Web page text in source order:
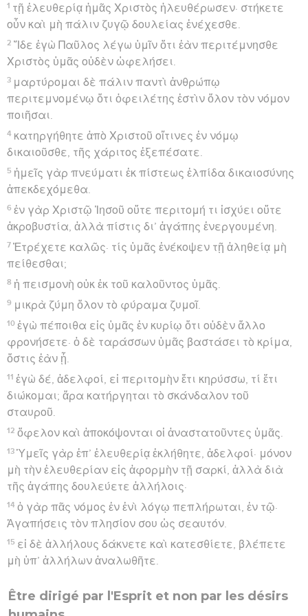
1 τῇ ἐλευθερίᾳ ἡμᾶς Χριστὸς ἠλευθέρωσεν· στήκετε
οὖν καὶ μὴ πάλιν ζυγῷ δουλείας ἐνέχεσθε.
2 Ἴδε ἐγὼ Παῦλος λέγω ὑμῖν ὅτι ἐὰν περιτέμνησθε
Χριστὸς ὑμᾶς οὐδὲν ὠφελήσει.
3 μαρτύρομαι δὲ πάλιν παντὶ ἀνθρώπῳ
περιτεμνομένῳ ὅτι ὀφειλέτης ἐστὶν ὅλον τὸν νόμον
ποιῆσαι.
4 κατηργήθητε ἀπὸ Χριστοῦ οἵτινες ἐν νόμῳ
δικαιοῦσθε, τῆς χάριτος ἐξεπέσατε.
5 ἡμεῖς γὰρ πνεύματι ἐκ πίστεως ἐλπίδα δικαιοσύνης
ἀπεκδεχόμεθα.
6 ἐν γὰρ Χριστῷ Ἰησοῦ οὔτε περιτομή τι ἰσχύει οὔτε
ἀκροβυστία, ἀλλὰ πίστις δι’ ἀγάπης ἐνεργουμένη.
7 Ἐτρέχετε καλῶς· τίς ὑμᾶς ἐνέκοψεν τῇ ἀληθείᾳ μὴ
πείθεσθαι;
8 ἡ πεισμονὴ οὐκ ἐκ τοῦ καλοῦντος ὑμᾶς.
9 μικρὰ ζύμη ὅλον τὸ φύραμα ζυμοῖ.
10 ἐγὼ πέποιθα εἰς ὑμᾶς ἐν κυρίῳ ὅτι οὐδὲν ἄλλο
φρονήσετε· ὁ δὲ ταράσσων ὑμᾶς βαστάσει τὸ κρίμα,
ὅστις ἐὰν ᾖ.
11 ἐγὼ δέ, ἀδελφοί, εἰ περιτομὴν ἔτι κηρύσσω, τί ἔτι
διώκομαι; ἄρα κατήργηται τὸ σκάνδαλον τοῦ
σταυροῦ.
12 ὄφελον καὶ ἀποκόψονται οἱ ἀναστατοῦντες ὑμᾶς.
13 Ὑμεῖς γὰρ ἐπ’ ἐλευθερίᾳ ἐκλήθητε, ἀδελφοί· μόνον
μὴ τὴν ἐλευθερίαν εἰς ἀφορμὴν τῇ σαρκί, ἀλλὰ διὰ
τῆς ἀγάπης δουλεύετε ἀλλήλοις·
14 ὁ γὰρ πᾶς νόμος ἐν ἑνὶ λόγῳ πεπλήρωται, ἐν τῷ·
Ἀγαπήσεις τὸν πλησίον σου ὡς σεαυτόν.
15 εἰ δὲ ἀλλήλους δάκνετε καὶ κατεσθίετε, βλέπετε
μὴ ὑπ’ ἀλλήλων ἀναλωθῆτε.
Être dirigé par l'Esprit et non par les désirs